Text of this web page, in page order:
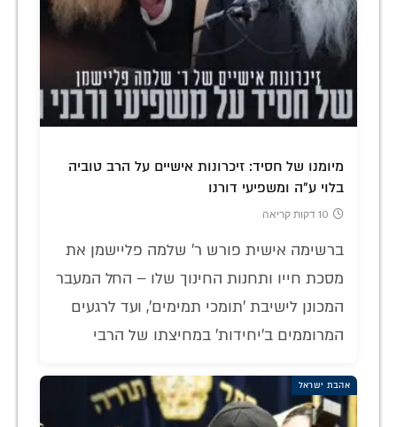
מיומנו של חסיד: זיכרונות אישיים על הרב טוביה
בלוי ע"ה ומשפיעי דורנו
10 דקות קריאה
ברשימה אישית פורש ר' שלמה פליישמן את
מסכת חייו ותחנות החינוך שלו – החל המעבר
המכונן לישיבת 'תומכי תמימים', ועד לרגעים
המרוממים ב'יחידות' במחיצתו של הרבי
אהבת ישראל